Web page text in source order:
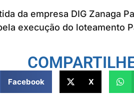
da empresa DIG Zanaga
execução do loteamento
Facebook X